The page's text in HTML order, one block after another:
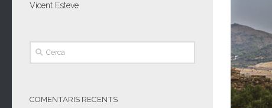
Vicent Esteve
COMENTARIS RECENTS